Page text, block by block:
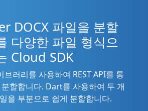
DOCX 파일을 분할
다양한 파일 형식으
Cloud SDK
러리를 사용하여 REST API를 통
할합니다. Dart를 사용하여 두 개
을 부분으로 쉽게 분할합니다.